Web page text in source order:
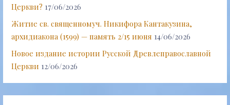
Церкви? 17/06/2026
Житие св. священномуч. Никифора Кантакузина,
архидиакона (1599) — память 2/15 июня 14/06/2026
Новое издание истории Русской Древлеправославной
Церкви 12/06/2026